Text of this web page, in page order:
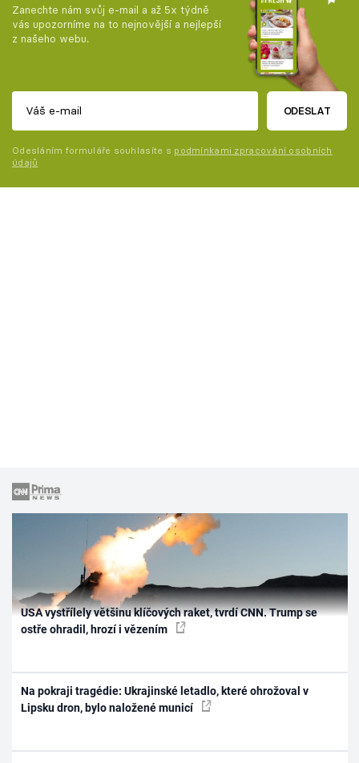
Zanechte nám svůj e-mail a až 5x týdně
vás upozorníme na to nejnovější a nejlepší
z našeho webu.
ODESLAT
Odesláním formuláře souhlasíte s podmínkami zpracování osobních
údajů
USA vystřílely většinu klíčových raket, tvrdí CNN. Trump se
ostře ohradil, hrozí i vězením
Na pokraji tragédie: Ukrajinské letadlo, které ohrožoval v
Lipsku dron, bylo naložené municí